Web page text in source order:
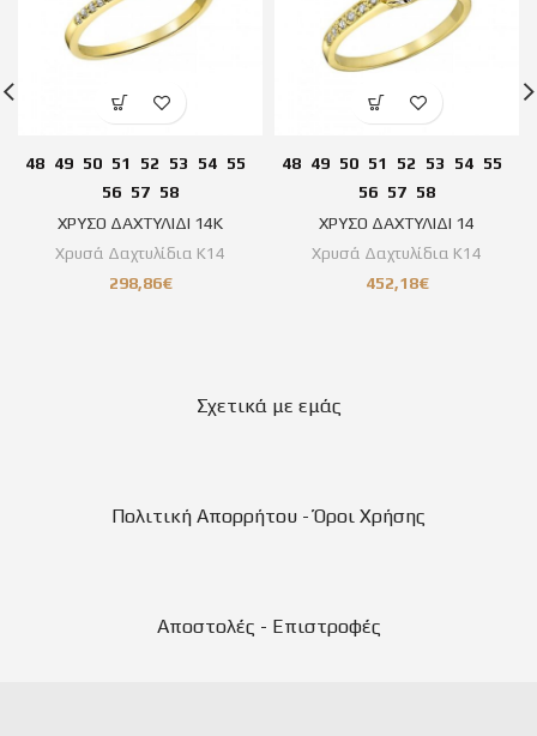
48 49 50 51 52 53 54 55
56 57 58
ΧΡΥΣΟ ΔΑΧΤΥΛΙΔΙ 14Κ
Χρυσά Δαχτυλίδια Κ14
298,86€
48 49 50 51 52 53 54 55
56 57 58
ΧΡΥΣΟ ΔΑΧΤΥΛΙΔΙ 14
Χρυσά Δαχτυλίδια Κ14
452,18€
Σχετικά με εμάς
Πολιτική Απορρήτου - Όροι Χρήσης
Αποστολές - Επιστροφές